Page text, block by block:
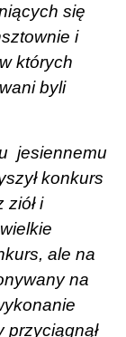
się
i
których
byli
jesiennemu
konkurs
ziół i
ale na
na